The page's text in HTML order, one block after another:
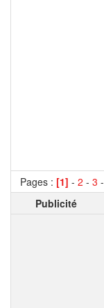
Pages : [1] - 2 - 3 -
Publicité